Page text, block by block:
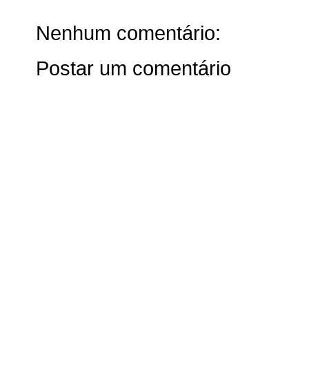
Nenhum comentário:
Postar um comentário